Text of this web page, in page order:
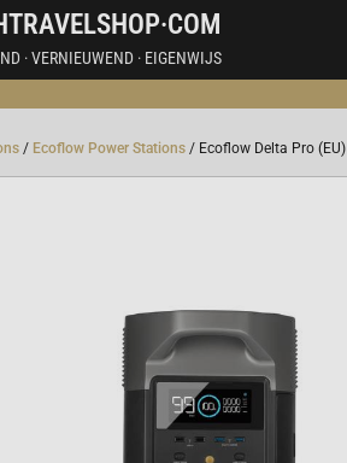
· VERNIEUWEND · EIGENWIJS
/ Ecoflow Power Stations / Ecoflow Delta Pro (EU)